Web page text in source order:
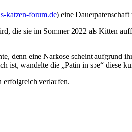
katzen-forum.de) eine Dauerpatenschaft
die sie im Sommer 2022 als Kitten
denn eine Narkose scheint aufgrund
ist, wandelte die „Patin in spe“ diese
erfolgreich verlaufen.